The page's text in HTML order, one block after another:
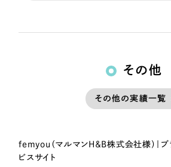
その他
その他の実績一覧
Nominee
femyou（マルマンH＆B株式会社様）｜ブ
ビスサイト